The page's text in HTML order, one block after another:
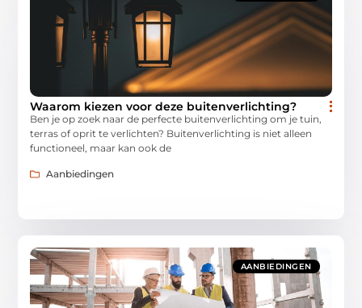
Waarom kiezen voor deze buitenverlichting?
Ben je op zoek naar de perfecte buitenverlichting om je tuin,
terras of oprit te verlichten? Buitenverlichting is niet alleen
functioneel, maar kan ook de
Aanbiedingen
AANBIEDINGEN